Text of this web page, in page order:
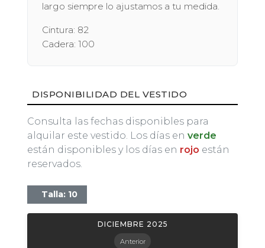
largo siempre lo ajustamos a tu medida.
Cintura: 82
Cadera: 100
DISPONIBILIDAD DEL VESTIDO
Consulta las fechas disponibles para
alquilar este vestido. Los días en verde
están disponibles y los días en rojo están
reservados.
Talla: 10
Anterior
DICIEMBRE 2025